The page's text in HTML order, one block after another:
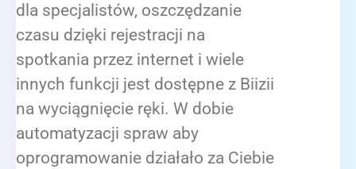
dla specjalistów, oszczędzanie
czasu dzięki rejestracji na
spotkania przez internet i wiele
innych funkcji jest dostępne z Biizii
na wyciągnięcie ręki. W dobie
automatyzacji spraw aby
oprogramowanie działało za Ciebie